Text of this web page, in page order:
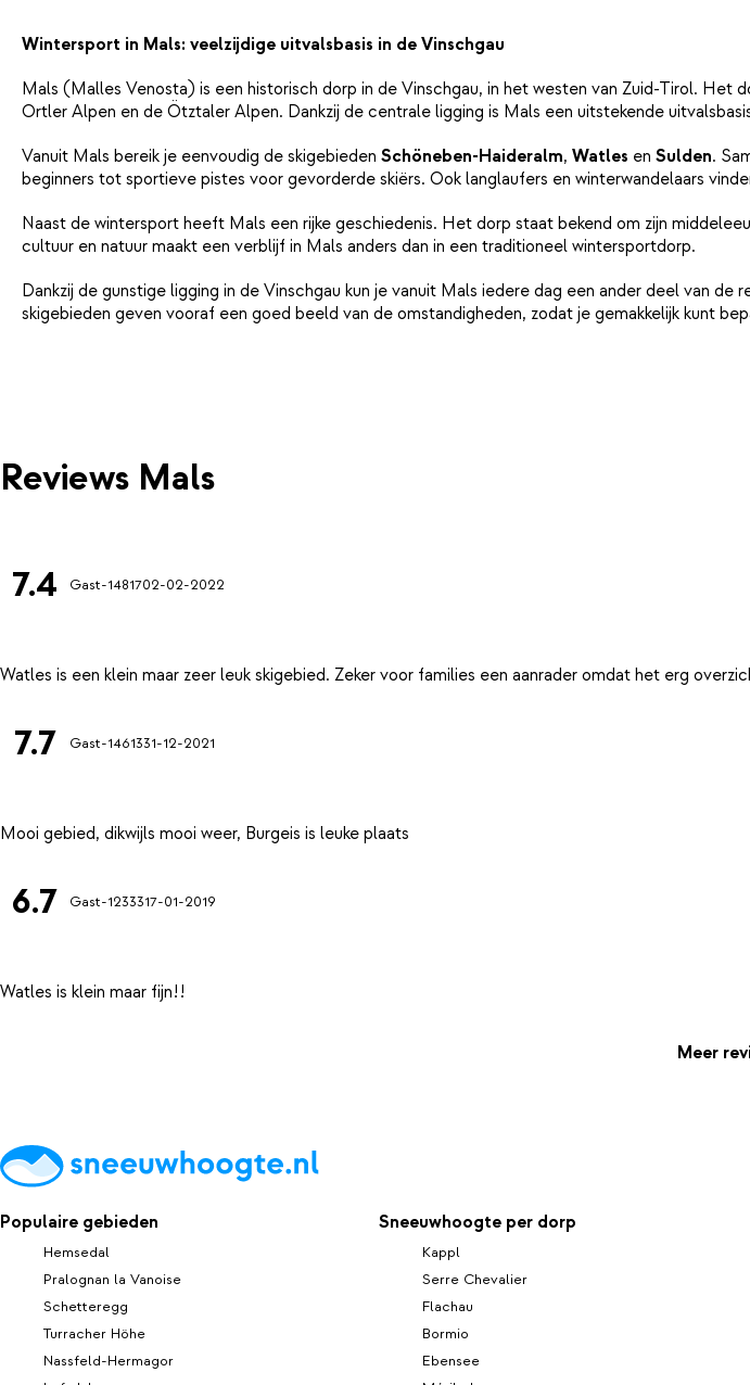
Wintersport in Mals: veelzijdige uitvalsbasis in de Vinschgau
Mals (Malles Venosta) is een historisch dorp in de Vinschgau, in het westen van Zuid-Tirol.
Ortler Alpen en de Ötztaler Alpen. Dankzij de centrale ligging is Mals een uitstekende
Vanuit Mals bereik je eenvoudig de skigebieden Schöneben-Haideralm, Watles en Sulden.
beginners tot sportieve pistes voor gevorderde skiërs. Ook langlaufers en winterwandelaars
Naast de wintersport heeft Mals een rijke geschiedenis. Het dorp staat bekend om zijn
cultuur en natuur maakt een verblijf in Mals anders dan in een traditioneel wintersportdorp.
Dankzij de gunstige ligging in de Vinschgau kun je vanuit Mals iedere dag een ander deel van
skigebieden geven vooraf een goed beeld van de omstandigheden, zodat je gemakkelijk kunt
Reviews Mals
7.4 Gast-1481702-02-2022
7.7 Gast-1461331-12-2021
6.7 Gast-1233317-01-2019
Meer
Populaire gebieden
Hemsedal
Pralognan la Vanoise
Schetteregg
Turracher Höhe
Nassfeld-Hermagor
Sneeuwhoogte per dorp
Kappl
Serre Chevalier
Flachau
Bormio
Ebensee